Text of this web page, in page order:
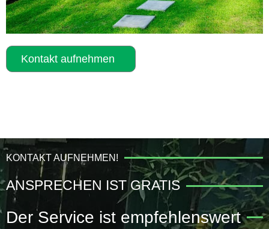
Kontakt aufnehmen
KONTAKT AUFNEHMEN!
ANSPRECHEN IST GRATIS
Der Service ist empfehlenswert